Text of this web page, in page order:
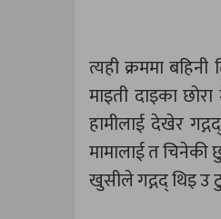
त्यही क्रममा
माइती दाइका
हामीलाई देखेर
मामालाई त
खुसीले गद्गद् थिइ उ